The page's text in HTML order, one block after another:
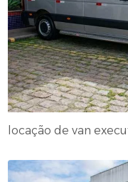
locação de van